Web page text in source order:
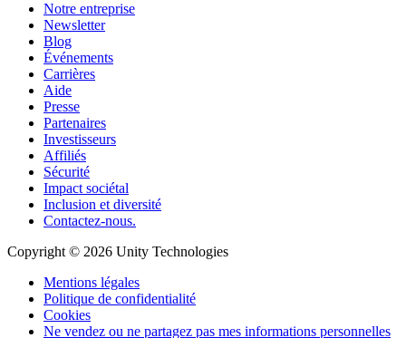
Notre entreprise
Newsletter
Blog
Événements
Carrières
Aide
Presse
Partenaires
Investisseurs
Affiliés
Sécurité
Impact sociétal
Inclusion et diversité
Contactez-nous.
Copyright © 2026 Unity Technologies
Mentions légales
Politique de confidentialité
Cookies
Ne vendez ou ne partagez pas mes informations personnelles